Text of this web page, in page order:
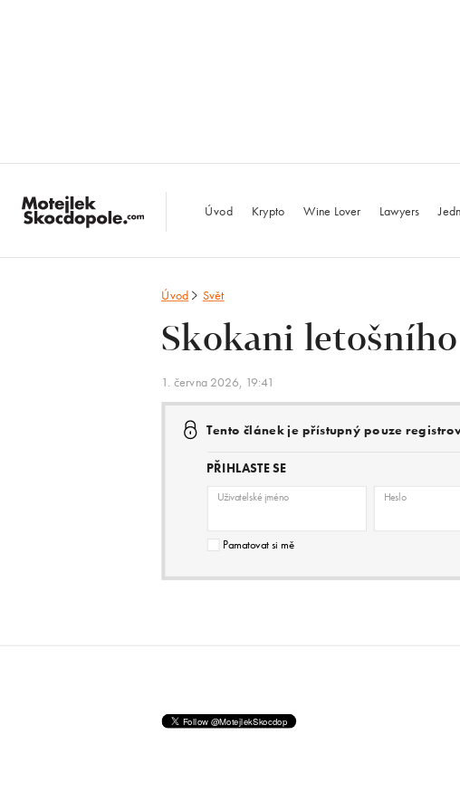
Úvod Krypto Wine Lover Lawyers
Úvod Svět
Skokani
1. června 2026, 19:41
Tento článek je přístupný pouze
PŘIHLASTE SE
Uživatelské jméno Heslo
Pamatovat si mě